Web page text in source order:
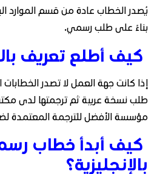
بناءً على طلب رسمي.
كيف أطلع تعريف
إذا كانت جهة العمل لا تصدر الخطابات
طلب نسخة عربية ثم ترجمتها لدى
مؤسسة الأفضل للترجمة المعتمدة
كيف أبدأ خطاب
بالإنجليزية؟